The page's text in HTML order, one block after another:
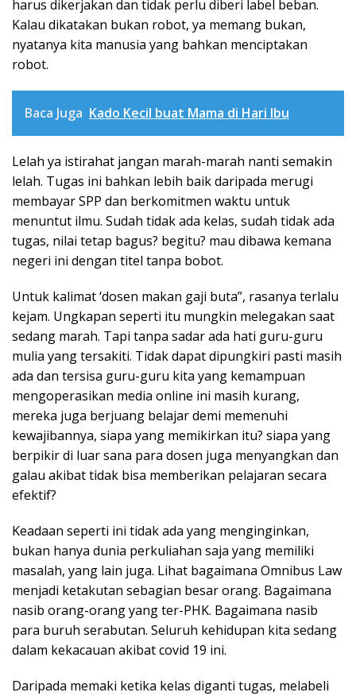
harus dikerjakan dan tidak perlu diberi label beban.
Kalau dikatakan bukan robot, ya memang bukan,
nyatanya kita manusia yang bahkan menciptakan
robot.
Baca Juga Kado Kecil buat Mama di Hari Ibu
Lelah ya istirahat jangan marah-marah nanti semakin
lelah. Tugas ini bahkan lebih baik daripada merugi
membayar SPP dan berkomitmen waktu untuk
menuntut ilmu. Sudah tidak ada kelas, sudah tidak ada
tugas, nilai tetap bagus? begitu? mau dibawa kemana
negeri ini dengan titel tanpa bobot.
Untuk kalimat ‘dosen makan gaji buta”, rasanya terlalu
kejam. Ungkapan seperti itu mungkin melegakan saat
sedang marah. Tapi tanpa sadar ada hati guru-guru
mulia yang tersakiti. Tidak dapat dipungkiri pasti masih
ada dan tersisa guru-guru kita yang kemampuan
mengoperasikan media online ini masih kurang,
mereka juga berjuang belajar demi memenuhi
kewajibannya, siapa yang memikirkan itu? siapa yang
berpikir di luar sana para dosen juga menyangkan dan
galau akibat tidak bisa memberikan pelajaran secara
efektif?
Keadaan seperti ini tidak ada yang menginginkan,
bukan hanya dunia perkuliahan saja yang memiliki
masalah, yang lain juga. Lihat bagaimana Omnibus Law
menjadi ketakutan sebagian besar orang. Bagaimana
nasib orang-orang yang ter-PHK. Bagaimana nasib
para buruh serabutan. Seluruh kehidupan kita sedang
dalam kekacauan akibat covid 19 ini.
Daripada memaki ketika kelas diganti tugas, melabeli